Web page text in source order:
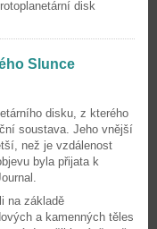
disk
Slunce
disku, z kterého
soustava. Jeho vnější
než je vzdálenost
byla přijata k
na základě
a kamenných těles